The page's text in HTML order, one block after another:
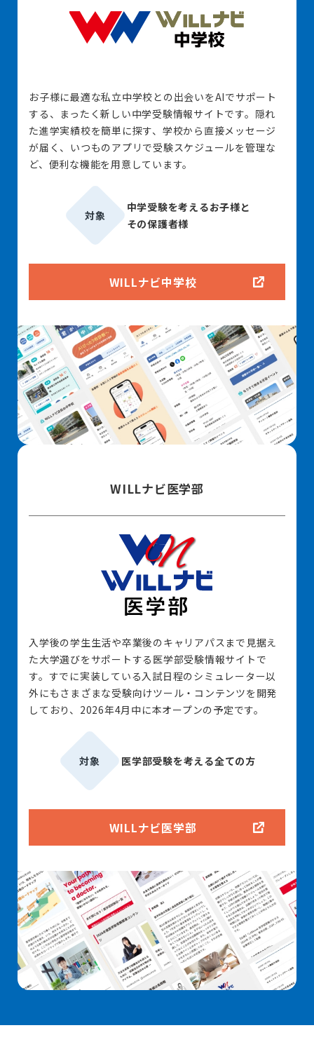
お子様に最適な私立中学校との出会いをAIでサポート
する、まったく新しい中学受験情報サイトです。隠れ
た進学実績校を簡単に探す、学校から直接メッセージ
が届く、いつものアプリで受験スケジュールを管理な
ど、便利な機能を用意しています。
対象
中学受験を考えるお子様と
その保護者様
WILLナビ中学校
WILLナビ医学部
入学後の学生生活や卒業後のキャリアパスまで見据え
た大学選びをサポートする医学部受験情報サイトで
す。すでに実装している入試日程のシミュレーター以
外にもさまざまな受験向けツール・コンテンツを開発
しており、2026年4月中に本オープンの予定です。
対象 医学部受験を考える全ての方
WILLナビ医学部